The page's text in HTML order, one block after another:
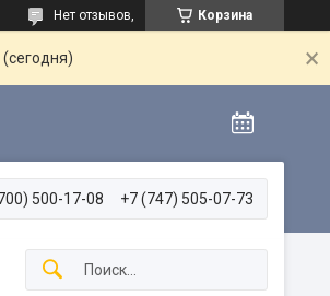
Корзина
Нет отзывов,
500-17-08 +7 (747) 505-07-73